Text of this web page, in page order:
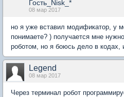
Гость_Nisk_*
08 мар 2017
но я уже вставил модификатор, у
понимаете? ) получается мне
роботом, но я боюсь дело в кодах,
Legend
08 мар 2017
Через терминал робот